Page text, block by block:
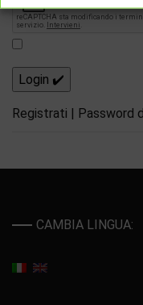
Registrati Password
CAMBIA LINGUA: